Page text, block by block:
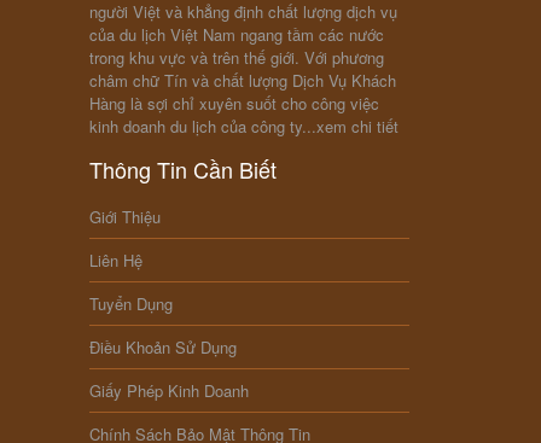
người Việt và khẳng định chất lượng dịch vụ
của du lịch Việt Nam ngang tầm các nước
trong khu vực và trên thế giới. Với phương
châm chữ Tín và chất lượng Dịch Vụ Khách
Hàng là sợi chỉ xuyên suốt cho công việc
kinh doanh du lịch của công ty...xem chi tiết
Thông Tin Cần Biết
Giới Thiệu
Liên Hệ
Tuyển Dụng
Điều Khoản Sử Dụng
Giấy Phép Kinh Doanh
Chính Sách Bảo Mật Thông Tin